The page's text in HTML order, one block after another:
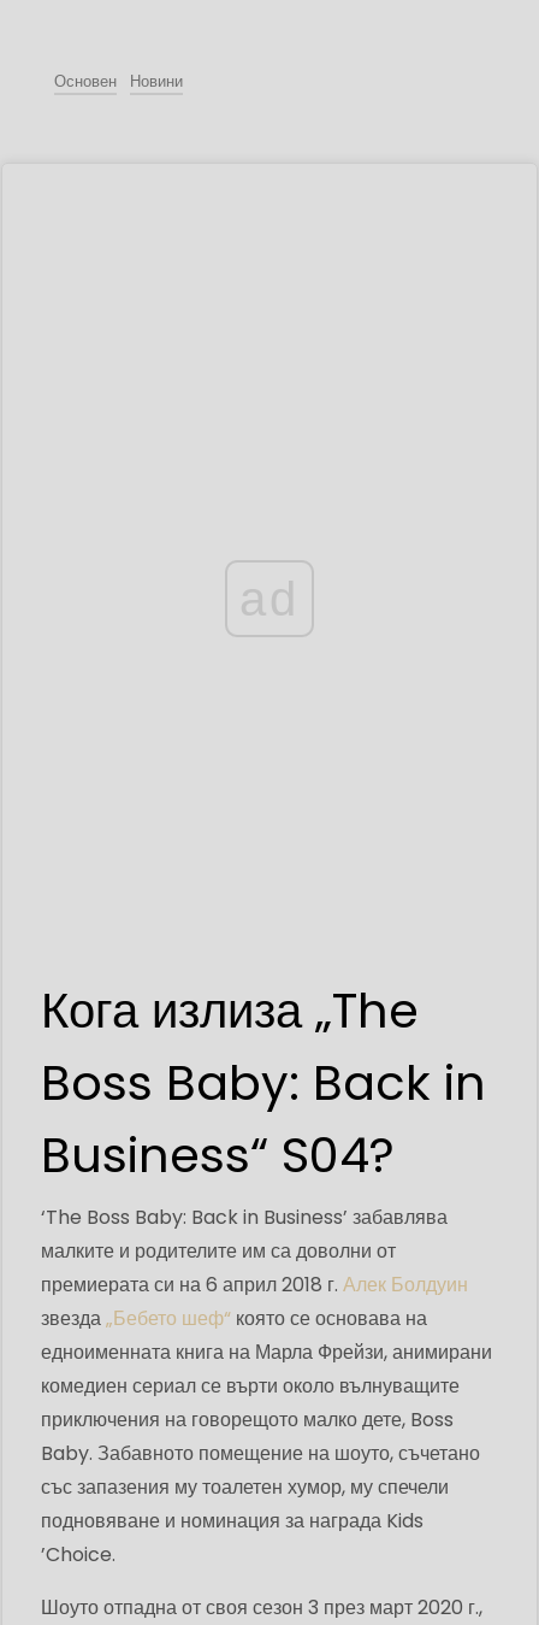
Основен Новини
ad
Кога излиза „The
Boss Baby: Back in
Business“ S04?
‘The Boss Baby: Back in Business’ забавлява
малките и родителите им са доволни от
премиерата си на 6 април 2018 г. Алек Болдуин
звезда„Бебето шеф“ която се основава на
едноименната книга на Марла Фрейзи, анимирани
комедиен сериал се върти около вълнуващите
приключения на говорещото малко дете, Boss
Baby. Забавното помещение на шоуто, съчетано
със запазения му тоалетен хумор, му спечели
подновяване и номинация за награда Kids
’Choice.
Шоуто отпадна от своя сезон 3 през март 2020 г.,